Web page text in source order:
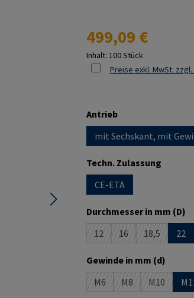
Regulärer Preis:
499,09 €
Inhalt: 100 Stück
Preise exkl. MwSt.
Antriebauswählen
mit Sechskant, mit
Techn. Zulassung
CE-ETA
Durchmesser in mm (D)
12
(Diese Option ist zurzeit
16
(Diese Option ist
18,5
(Diese
22
Gewinde in mm (d)
M6
(Diese Option ist zurzeit
M8
(Diese Option ist
M10
(Diese